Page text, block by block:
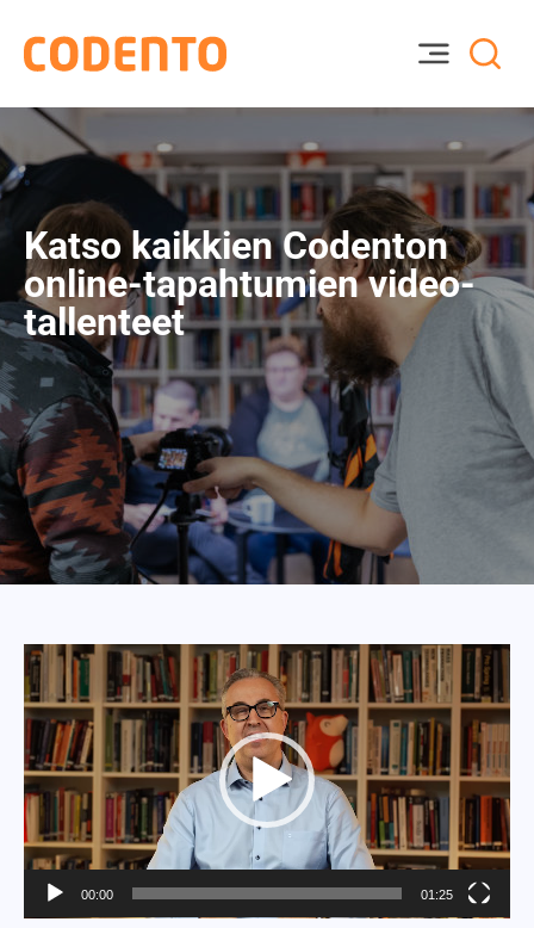
Katso kaikkien Codenton
online-tapahtumien video-
tallenteet
Videotoistin
00:00 01:25